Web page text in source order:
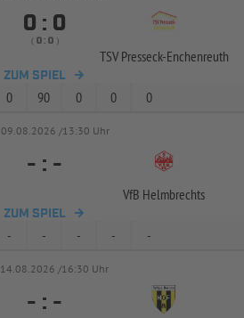
 : 
( :  )
TSV Presseck-Enchenreuth
ZUM SPIEL
0 90 0 0 0
09.08.2026 /13:30 Uhr
- : -
VfB Helmbrechts
ZUM SPIEL
- - - - -
14.08.2026 /16:30 Uhr
- : -